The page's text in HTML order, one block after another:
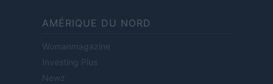
AMÉRIQUE DU NORD
Womanmagazine
Investing Plus
Newz